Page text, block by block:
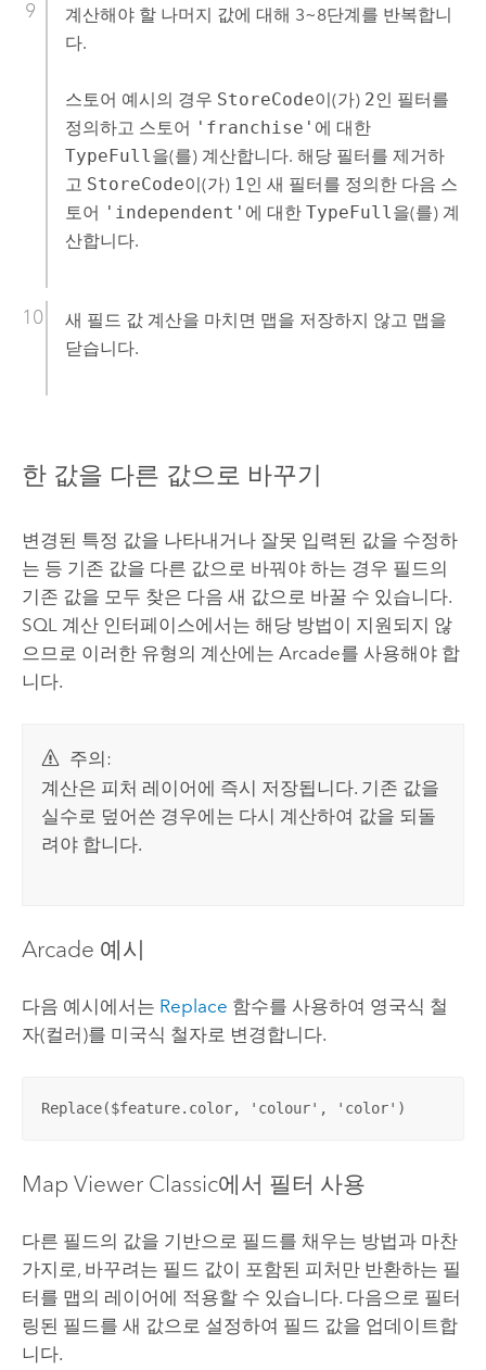
계산해야 할 나머지 값에 대해 3~8단계를 반복합니
다.
스토어 예시의 경우 StoreCode이(가) 2인 필터를
정의하고 스토어 'franchise' 에 대한
TypeFull을(를) 계산합니다. 해당 필터를 제거하
고 StoreCode이(가) 1인 새 필터를 정의한 다음 스
토어 'independent' 에 대한 TypeFull을(를) 계
산합니다.
새 필드 값 계산을 마치면 맵을 저장하지 않고 맵을
닫습니다.
한 값을 다른 값으로 바꾸기
변경된 특정 값을 나타내거나 잘못 입력된 값을 수정하
는 등 기존 값을 다른 값으로 바꿔야 하는 경우 필드의
기존 값을 모두 찾은 다음 새 값으로 바꿀 수 있습니다.
SQL 계산 인터페이스에서는 해당 방법이 지원되지 않
으므로 이러한 유형의 계산에는 Arcade를 사용해야 합
니다.
주의:
계산은 피처 레이어에 즉시 저장됩니다. 기존 값을
실수로 덮어쓴 경우에는 다시 계산하여 값을 되돌
려야 합니다.
Arcade 예시
다음 예시에서는 Replace 함수를 사용하여 영국식 철
자(컬러)를 미국식 철자로 변경합니다.
Replace($feature.color, 'colour', 'color')
Map Viewer Classic에서 필터 사용
다른 필드의 값을 기반으로 필드를 채우는 방법과 마찬
가지로, 바꾸려는 필드 값이 포함된 피처만 반환하는 필
터를 맵의 레이어에 적용할 수 있습니다. 다음으로 필터
링된 필드를 새 값으로 설정하여 필드 값을 업데이트합
니다.